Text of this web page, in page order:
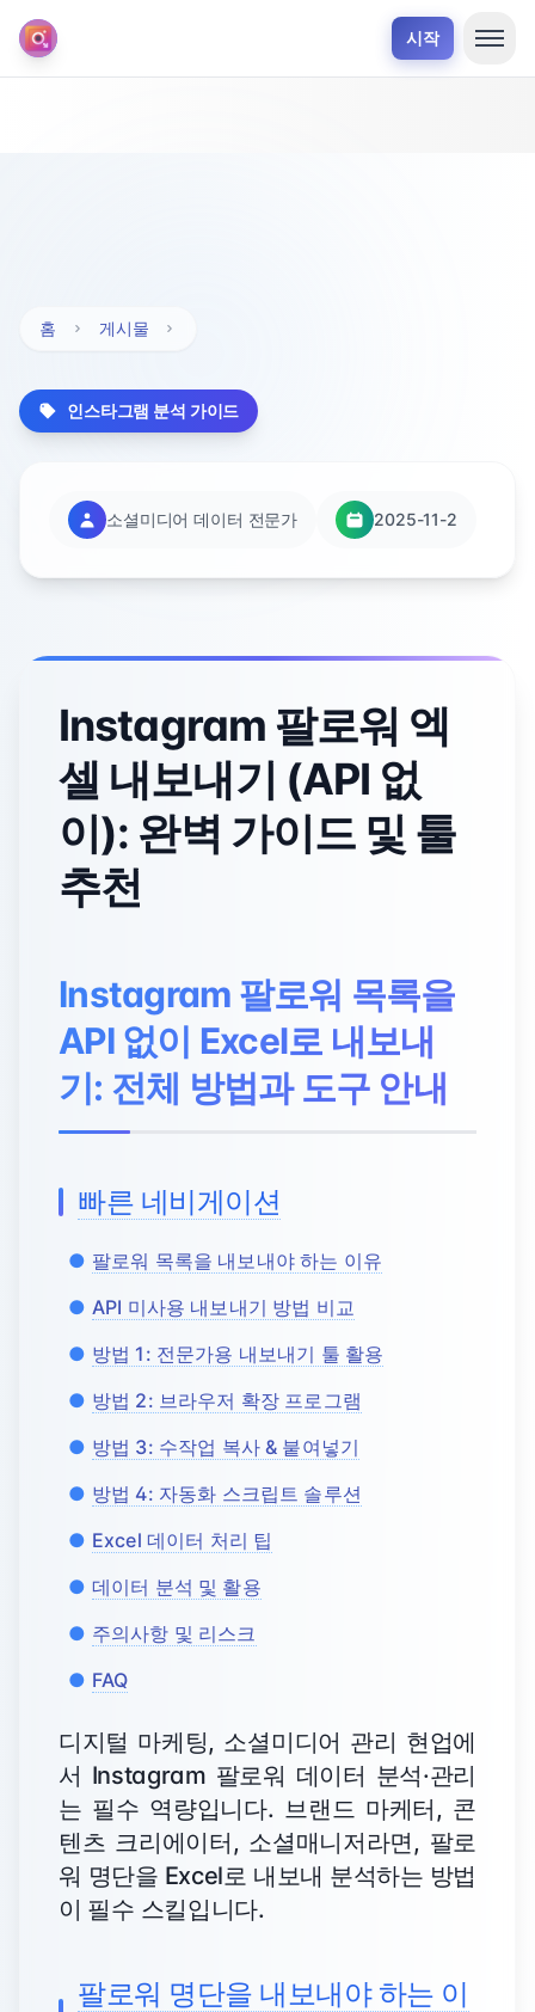
시작
홈 게시물
인스타그램 분석 가이드
소셜미디어 데이터 전문가 2025-11-2
Instagram 팔로워 엑
셀 내보내기 (API 없
이): 완벽 가이드 및 툴
추천
Instagram 팔로워 목록을
API 없이 Excel로 내보내
기: 전체 방법과 도구 안내
빠른 네비게이션
팔로워 목록을 내보내야 하는 이유
API 미사용 내보내기 방법 비교
방법 1: 전문가용 내보내기 툴 활용
방법 2: 브라우저 확장 프로그램
방법 3: 수작업 복사 & 붙여넣기
방법 4: 자동화 스크립트 솔루션
Excel 데이터 처리 팁
데이터 분석 및 활용
주의사항 및 리스크
FAQ
디지털 마케팅, 소셜미디어 관리 현업에
서 Instagram 팔로워 데이터 분석·관리
는 필수 역량입니다. 브랜드 마케터, 콘
텐츠 크리에이터, 소셜매니저라면, 팔로
워 명단을 Excel로 내보내 분석하는 방법
이 필수 스킬입니다.
팔로워 명단을 내보내야 하는 이